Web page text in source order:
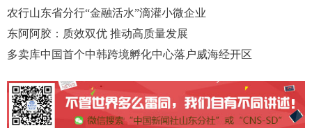
农行山东省分行“金融活水”滴灌小微企业
东阿阿胶：质效双优 推动高质量发展
多卖库中国首个中韩跨境孵化中心落户威海经开区